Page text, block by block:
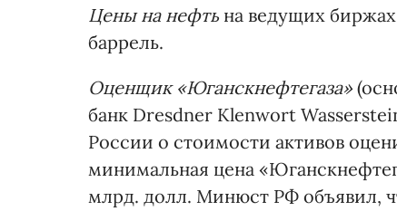
Цены на нефть на ведущих
баррель.
Оценщик «Юганскнефтегаза»
банк Dresdner Klenwort
России о стоимости активов
минимальная цена
млрд. долл. Минюст РФ объявил,